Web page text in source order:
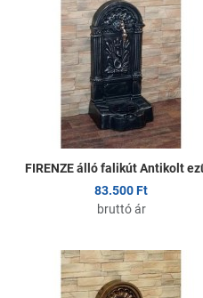
FIRENZE álló falikút Antikolt
83.500 Ft
bruttó ár